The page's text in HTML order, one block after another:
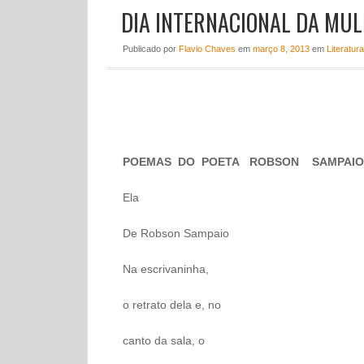
DIA INTERNACIONAL DA
Publicado por Flavio Chaves em março 8, 2013em Literatura,
POEMAS DO POETA ROBSON SAMPAIO
Ela
De Robson Sampaio
Na escrivaninha,
o retrato dela e, no
canto da sala, o